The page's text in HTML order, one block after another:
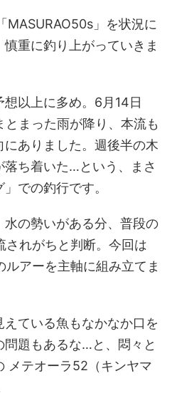
MASURAO50s」を状況に
重に釣り上がっていきま
以上に多め。6月14日
とまった雨が降り、本流も
ありました。週後半の木
ち着いた…という、まさ
での釣行です。
水の勢いがある分、普段の
れがちと判断。今回は
アーを主軸に組み立てま
ている魚もなかなか口を
題もあるな…と、悶々と
メテオーラ52（キンヤマ